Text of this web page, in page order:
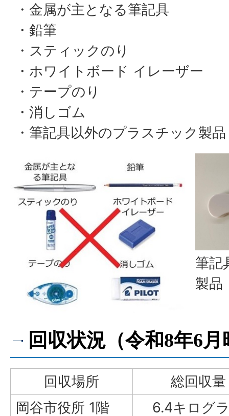
・金属が主となる筆記具
・鉛筆
・スティックのり
・ホワイトボード イレーザー
・テープのり
・消しゴム
・筆記具以外のプラスチック製品
筆記
製品
回収状況（令和8年6月
回収場所
総回収量
岡谷市役所 1階
6.4キログ